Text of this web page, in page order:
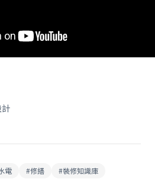
電 #修繕 #裝修知識庫